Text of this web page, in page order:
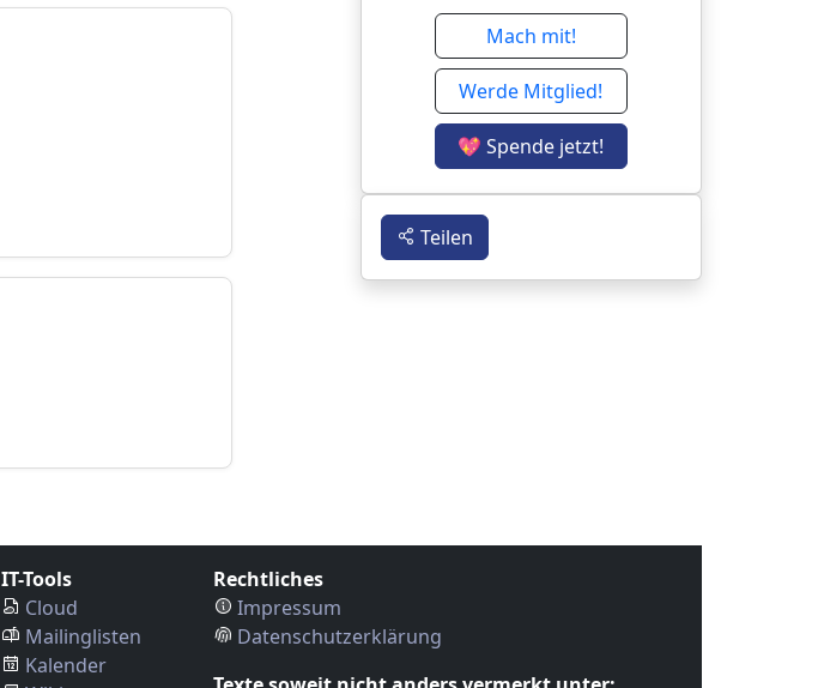
Mach mit!
Werde Mitglied!
💖 Spende jetzt!
Teilen
IT-Tools
Cloud
Mailinglisten
Kalender
Rechtliches
Impressum
Datenschutzerklärung